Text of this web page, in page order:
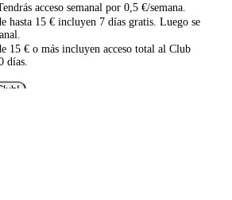
acceso semanal por 0,5 €/semana.
hasta 15 € incluyen 7 días gratis. Luego se
15 € o más incluyen acceso total al Club
días.